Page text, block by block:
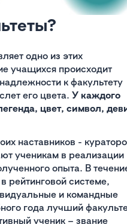
одно из этих
учащихся происходит
к факультету
его цвета. У каждого
цвет, символ,
наставников -
ученикам в реализации
опыта. В
рейтинговой системе,
и командные
года лучший
ученик – звание